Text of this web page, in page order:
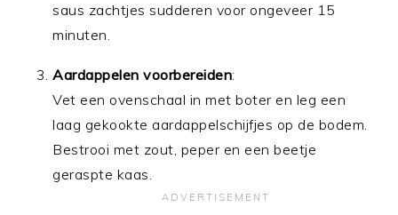
saus zachtjes sudderen voor ongeveer 15
minuten.
Aardappelen voorbereiden:
Vet een ovenschaal in met boter en leg een
laag gekookte aardappelschijfjes op de bodem.
Bestrooi met zout, peper en een beetje
geraspte kaas.